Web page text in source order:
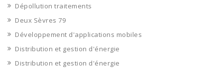
Dépollution traitements
Deux Sèvres 79
Développement d'applications mobiles
Distribution et gestion d'énergie
Distribution et gestion d'énergie